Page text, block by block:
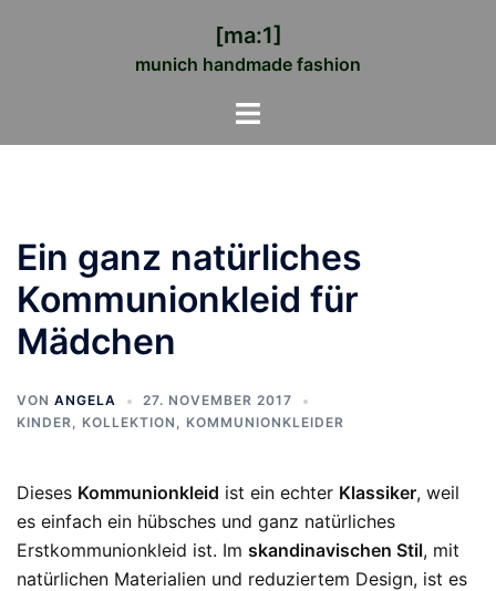
[ma:1]
munich handmade fashion
Menü
Ein ganz natürliches
Kommunionkleid für
Mädchen
VON ANGELA
27. NOVEMBER 2017
KINDER, KOLLEKTION , KOMMUNIONKLEIDER
Dieses Kommunionkleid ist ein echter Klassiker, weil
es einfach ein hübsches und ganz natürliches
Erstkommunionkleid ist. Im skandinavischen Stil, mit
natürlichen Materialien und reduziertem Design, ist es